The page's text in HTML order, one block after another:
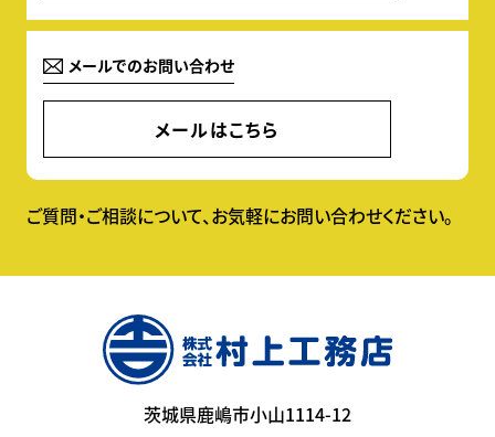
メールでのお問い合わせ
メールはこちら
ご質問・ご相談について、お気軽にお問い合わせください。
茨城県鹿嶋市小山1114-12